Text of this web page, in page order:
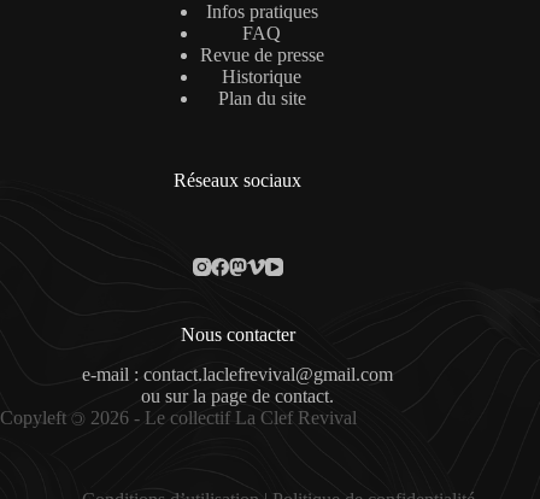
Infos pratiques
FAQ
Revue de presse
Historique
Plan du site
Réseaux sociaux
Nous contacter
e-mail : contact.laclefrevival@gmail.com
ou sur lapage de contact.
Copyleft © 2026 - Le collectif La Clef Revival